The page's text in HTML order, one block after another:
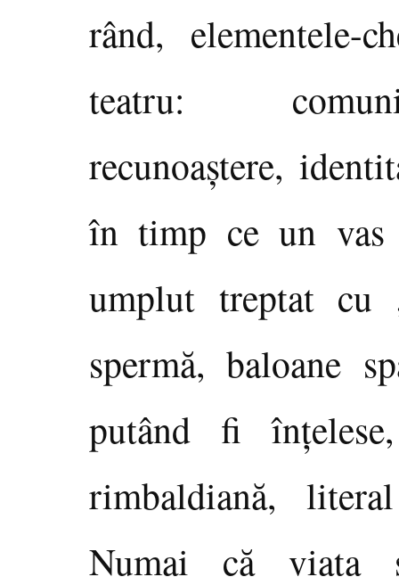
rând, elementele-
teatru:
recunoaştere,
în timp ce un vas
umplut treptat cu
spermă, baloane
putând fi
rimbaldiană,
Numai că viaţa